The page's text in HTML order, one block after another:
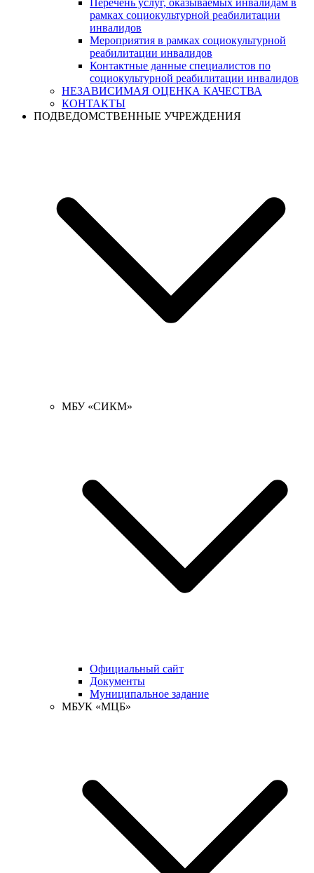
Перечень услуг, оказываемых инвалидам в
рамках социокультурной реабилитации
инвалидов
Мероприятия в рамках социокультурной
реабилитации инвалидов
Контактные данные специалистов по
социокультурной реабилитации инвалидов
НЕЗАВИСИМАЯ ОЦЕНКА КАЧЕСТВА
КОНТАКТЫ
ПОДВЕДОМСТВЕННЫЕ УЧРЕЖДЕНИЯ
МБУ «СИКМ»
Официальный сайт
Документы
Муниципальное задание
МБУК «МЦБ»